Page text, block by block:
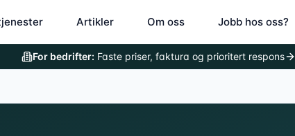
Artikler Om oss Jobb hos oss?
For bedrifter: Faste priser, faktura og prioritert respons